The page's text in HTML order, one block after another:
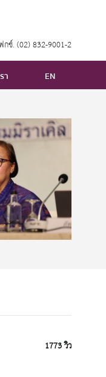
ซ์. (02) 832-9001-2
า EN
1773 วิว